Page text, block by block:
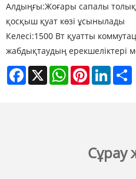
Алдыңғы:Жоғары сапалы
қосқыш қуат көзі ұсынылады
Келесі:1500 Вт қуатты
жабдықтаудың ерекшеліктері
Facebook
X WhatsAppPinterest
Сұрау